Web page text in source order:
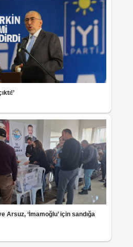
Arsuz, ‘İmamoğlu’ için sandığa